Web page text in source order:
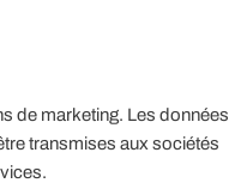
de marketing. Les données
transmises aux sociétés